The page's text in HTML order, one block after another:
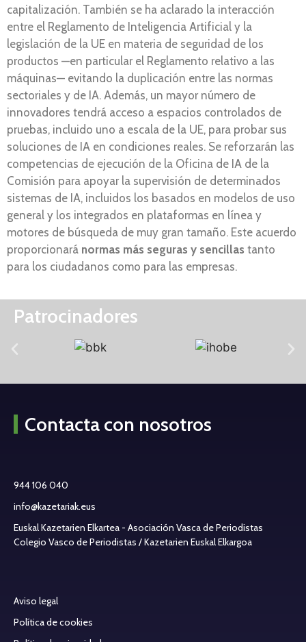
capitalización. También se ha aclarado la interacción
entre el Reglamento de Inteligencia Artificial y la
legislación de la UE en materia de seguridad de los
productos —en particular el Reglamento relativo a las
máquinas— evitando la duplicación entre las normas
sectoriales y de IA. Además, un mayor número de
innovadores tendrá acceso a espacios controlados de
pruebas, incluido uno a escala de la UE, para probar sus
soluciones de IA en condiciones reales. Se reforzarán las
competencias de ejecución de la Oficina de IA de la
Comisión para apoyar la supervisión de determinados
sistemas de IA, incluidos los basados en modelos de uso
general y los integrados en plataformas en línea y
motores de búsqueda de muy gran tamaño. Este acuerdo
proporcionará normas más seguras y sencillas tanto
para los ciudadanos como para las empresas.
Patrocinadores
Contacta con nosotros
944 106 040
info@kazetariak.eus
Euskal Kazetarien Elkartea - Asociación Vasca de Periodistas
Colegio Vasco de Periodistas / Kazetarien Euskal Elkargoa
Aviso legal
Política de cookies